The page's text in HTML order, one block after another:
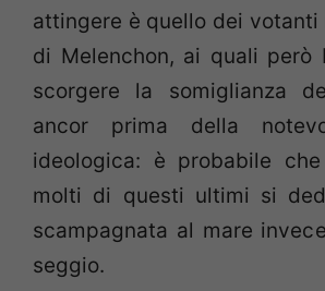
attingere è quello dei votanti
di Melenchon, ai quali però
scorgere la somiglianza
ancor prima della
ideologica: è probabile
molti di questi ultimi si
scampagnata al mare
seggio.